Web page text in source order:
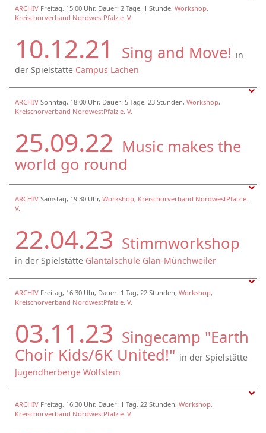
ARCHIV Freitag, 15:00 Uhr, Dauer: 2 Tage, 1 Stunde, Workshop,
Kreischorverband NordwestPfalz e. V.
10.12.21 Sing and Move! in
der Spielstätte Campus Lachen
ARCHIV Sonntag, 18:00 Uhr, Dauer: 5 Tage, 23 Stunden, Workshop,
Kreischorverband NordwestPfalz e. V.
25.09.22 Music makes the
world go round
ARCHIV Samstag, 19:30 Uhr, Workshop, Kreischorverband NordwestPfalz e.
V.
22.04.23 Stimmworkshop
in der Spielstätte Glantalschule Glan-Münchweiler
ARCHIV Freitag, 16:30 Uhr, Dauer: 1 Tag, 22 Stunden, Workshop,
Kreischorverband NordwestPfalz e. V.
03.11.23 Singecamp "Earth
Choir Kids/6K United!" in der Spielstätte
Jugendherberge Wolfstein
ARCHIV Freitag, 16:30 Uhr, Dauer: 1 Tag, 22 Stunden, Workshop,
Kreischorverband NordwestPfalz e. V.